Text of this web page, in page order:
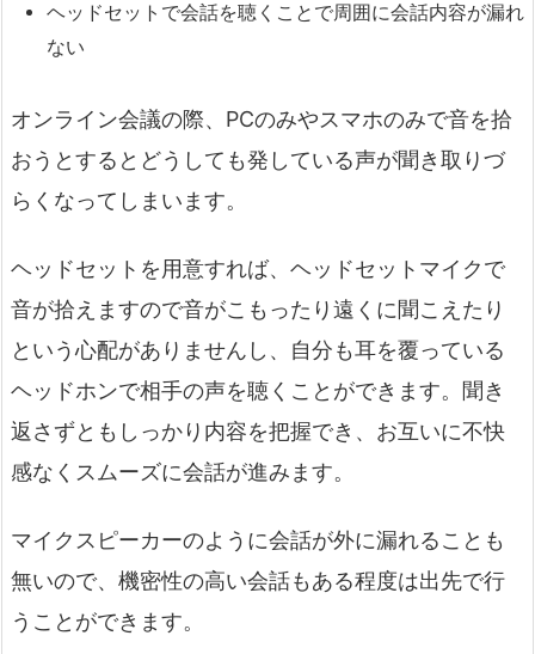
ヘッドセットで会話を聴くことで周囲に会話内容が漏れ
ない
オンライン会議の際、PCのみやスマホのみで音を拾
おうとするとどうしても発している声が聞き取りづ
らくなってしまいます。
ヘッドセットを用意すれば、ヘッドセットマイクで
音が拾えますので音がこもったり遠くに聞こえたり
という心配がありませんし、自分も耳を覆っている
ヘッドホンで相手の声を聴くことができます。聞き
返さずともしっかり内容を把握でき、お互いに不快
感なくスムーズに会話が進みます。
マイクスピーカーのように会話が外に漏れることも
無いので、機密性の高い会話もある程度は出先で行
うことができます。